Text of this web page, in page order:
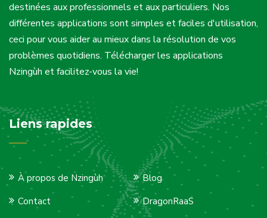
destinées aux professionnels et aux particuliers. Nos
différentes applications sont simples et faciles d'utilisation,
ceci pour vous aider au mieux dans la résolution de vos
problèmes quotidiens. Télécharger les applications
Nzingùh et facilitez-vous la vie!
Liens rapides
À propos de Nzingùh
Blog
Contact
DragonRaaS